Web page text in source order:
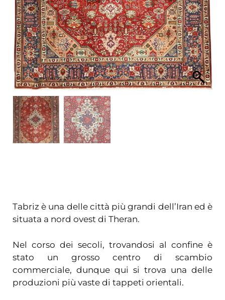
Tabriz è una delle città più grandi dell’Iran ed è
situata a nord ovest di Theran.
Nel corso dei secoli, trovandosi al confine è
stato un grosso centro di scambio
commerciale, dunque qui si trova una delle
produzioni più vaste di tappeti orientali.